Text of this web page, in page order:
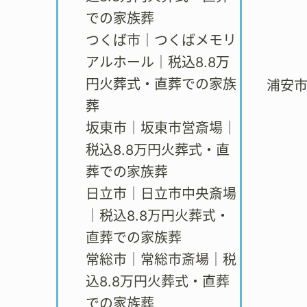
での家族葬
つくば市｜つくばメモリ
アルホール｜税込8.8万
円火葬式・直葬での家族
葬
坂東市｜坂東市営斎場｜
税込8.8万円火葬式・直
葬での家族葬
日立市｜日立市中央斎場
｜税込8.8万円火葬式・
直葬での家族葬
常総市｜常総市斎場｜税
込8.8万円火葬式・直葬
浦安